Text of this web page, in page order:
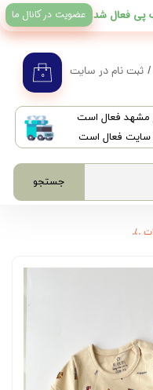
مشهد فعال است
سایت فعال است
جستجو
۰ / ثبت نام در سایت
عضویت در کانال ما